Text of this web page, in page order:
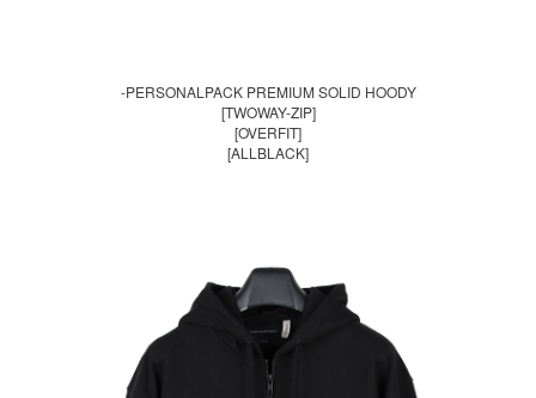
-PERSONALPACK PREMIUM SOLID HOODY
[TWOWAY-ZIP]
[OVERFIT]
[ALLBLACK]